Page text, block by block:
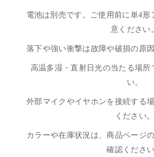
電池は別売です。ご使用前に単4形
意ください。
落下や強い衝撃は故障や破損の原
高温多湿・直射日光の当たる場所
い。
外部マイクやイヤホンを接続する
ください。
カラーや在庫状況は、商品ページ
確認ください